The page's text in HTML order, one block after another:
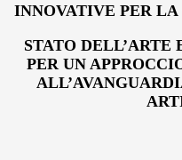
INNOVATIVE PER
STATO DELL’ARTE
PER UN